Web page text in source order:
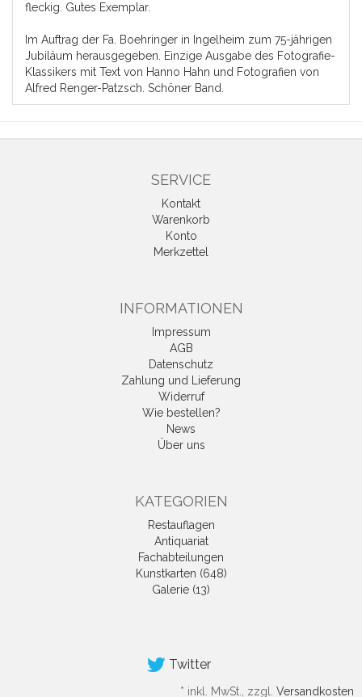
fleckig. Gutes Exemplar.
Im Auftrag der Fa. Boehringer in Ingelheim zum 75-jährigen
Jubiläum herausgegeben. Einzige Ausgabe des Fotografie-
Klassikers mit Text von Hanno Hahn und Fotografien von
Alfred Renger-Patzsch. Schöner Band.
SERVICE
Kontakt
Warenkorb
Konto
Merkzettel
INFORMATIONEN
Impressum
AGB
Datenschutz
Zahlung und Lieferung
Widerruf
Wie bestellen?
News
Über uns
KATEGORIEN
Restauflagen
Antiquariat
Fachabteilungen
Kunstkarten (648)
Galerie (13)
Twitter
* inkl. MwSt., zzgl. Versandkosten